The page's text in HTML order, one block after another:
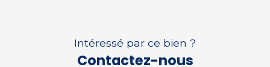
Intéressé par ce bien ?
Contactez-nous